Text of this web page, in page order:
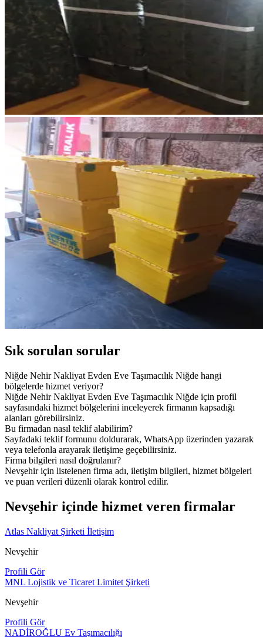
Sık sorulan sorular
Niğde Nehir Nakliyat Evden Eve Taşımacılık Niğde hangi
bölgelerde hizmet veriyor?
Niğde Nehir Nakliyat Evden Eve Taşımacılık Niğde için profil
sayfasındaki hizmet bölgelerini inceleyerek firmanın kapsadığı
alanları görebilirsiniz.
Bu firmadan nasıl teklif alabilirim?
Sayfadaki teklif formunu doldurarak, WhatsApp üzerinden yazarak
veya telefonla arayarak iletişime geçebilirsiniz.
Firma bilgileri nasıl doğrulanır?
Nevşehir için listelenen firma adı, iletişim bilgileri, hizmet bölgeleri
ve puan verileri düzenli olarak kontrol edilir.
Nevşehir içinde hizmet veren firmalar
Atlas Nakliyat Şirketi İletişim
Nevşehir
Profili Gör
MNL Lojistik ve Ticaret Limitet Şirketi
Nevşehir
Profili Gör
NADİROĞLU Ev Taşımacılığı